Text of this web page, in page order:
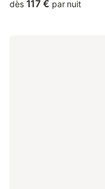
dès 117 € par nuit